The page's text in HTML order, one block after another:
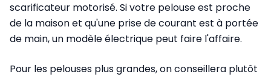
scarificateur motorisé. Si votre pelouse est proche
de la maison et qu'une prise de courant est à portée
de main, un modèle électrique peut faire l'affaire.
Pour les pelouses plus grandes, on conseillera plutôt